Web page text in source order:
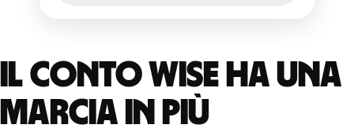
Il conto Wise ha una
marcia in più